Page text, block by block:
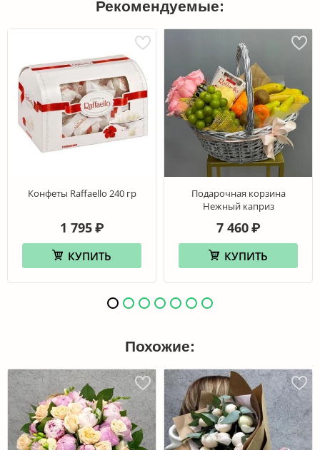
Рекомендуемые:
Конфеты Raffaello 240 гр
1 795 ₽
КУПИТЬ
Подарочная корзина
Нежный каприз
7 460 ₽
КУПИТЬ
Похожие: